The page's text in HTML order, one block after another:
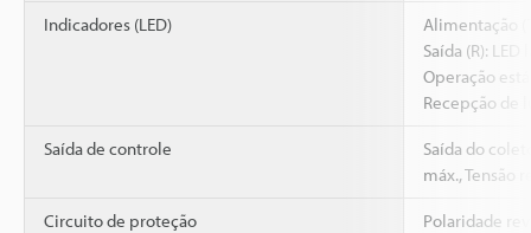
Indicadores (LED)
Alimentação
Saída (R): LED
Operação
Recepção de
Saída de controle
Saída do
máx., Tensão
Circuito de proteção
Polaridade